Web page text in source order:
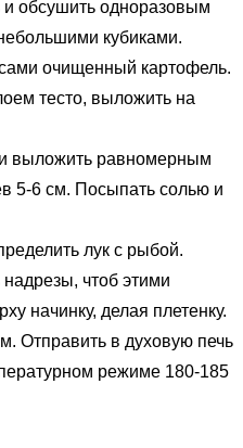
обсушить одноразовым
кубиками.
очищенный картофель.
тесто, выложить на
выложить равномерным
5-6 см. Посыпать солью и
лук с рыбой.
чтоб этими
начинку, делая плетенку.
Отправить в духовую печь
режиме 180-185